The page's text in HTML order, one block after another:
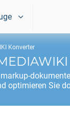
Konverter
markup-
optimieren Sie